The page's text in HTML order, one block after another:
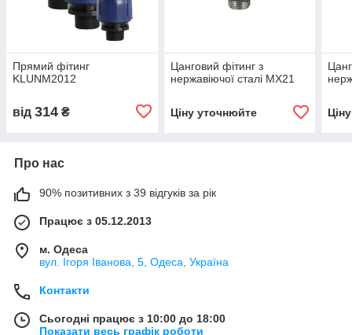
Прямий фітинг
KLUNM2012
від 314 ₴
Цанговий фітинг з
нержавіючої сталі MX21
Ціну уточнюйте
Про нас
90% позитивних з 39 відгуків за рік
Працює з 05.12.2013
м. Одеса
вул. Ігоря Іванова, 5, Одеса, Україна
Контакти
Сьогодні працює з 10:00 до 18:00
Показати весь графік роботи